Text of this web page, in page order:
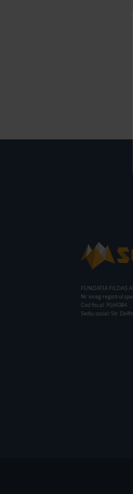
FUNDATIA FILDAS
Nr inreg registrul
Cod fiscal: 9164384
Sediu social: Str.